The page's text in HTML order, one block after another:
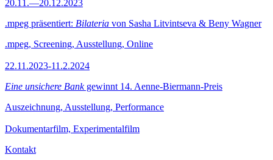
20.11.—20.12.2023
.mpeg präsentiert: Bilateria von Sasha Litvintseva & Beny Wagner
.mpeg, Screening, Ausstellung, Online
22.11.2023-11.2.2024
Eine unsichere Bankgewinnt 14. Aenne-Biermann-Preis
Auszeichnung, Ausstellung, Performance
Dokumentarfilm, Experimentalfilm
Kontakt